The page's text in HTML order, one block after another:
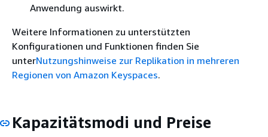
Anwendung auswirkt.
Weitere Informationen zu unterstützten
Konfigurationen und Funktionen finden Sie
unterNutzungshinweise zur Replikation in mehreren
Regionen von Amazon Keyspaces.
Kapazitätsmodi und Preise